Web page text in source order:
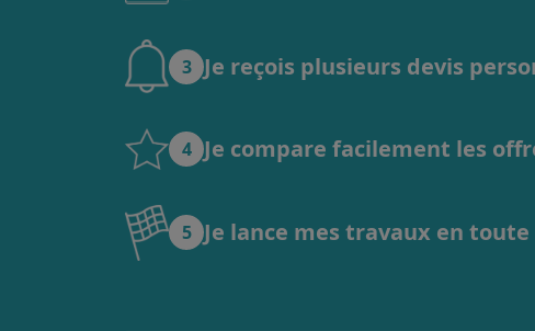
3 Je reçois plusieurs devis
4 Je compare facilement les
5 Je lance mes travaux en